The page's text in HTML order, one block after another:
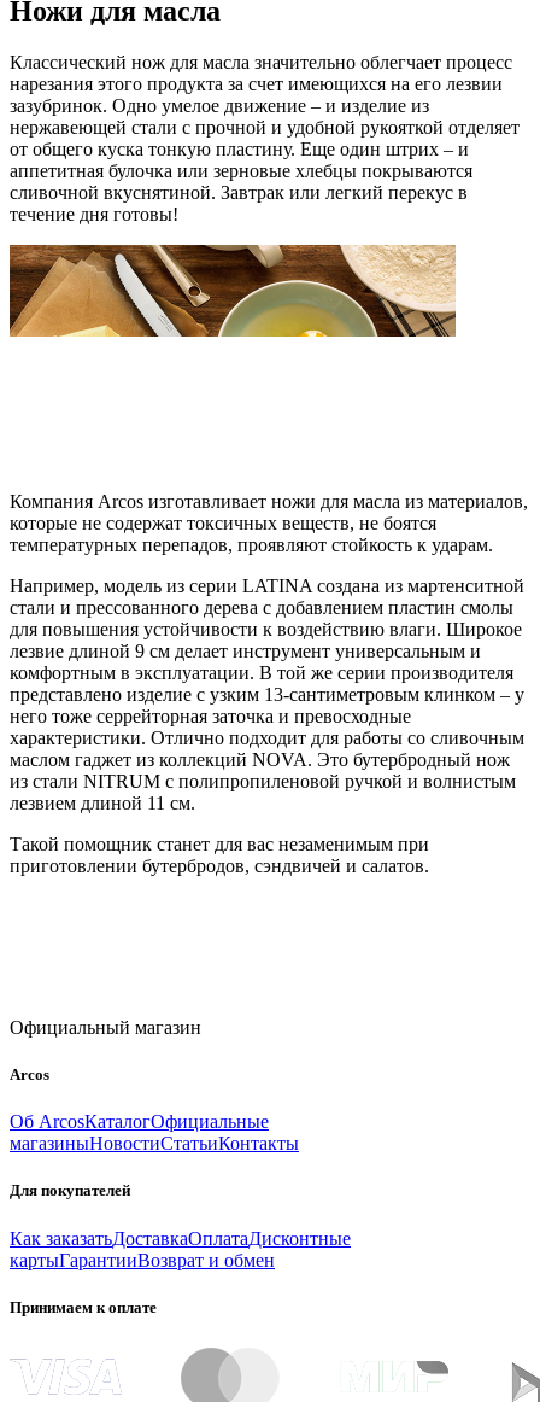
Ножи для масла
Классический нож для масла значительно облегчает процесс
нарезания этого продукта за счет имеющихся на его лезвии
зазубринок. Одно умелое движение – и изделие из
нержавеющей стали с прочной и удобной рукояткой отделяет
от общего куска тонкую пластину. Еще один штрих – и
аппетитная булочка или зерновые хлебцы покрываются
сливочной вкуснятиной. Завтрак или легкий перекус в
течение дня готовы!
Компания Arcos изготавливает ножи для масла из материалов,
которые не содержат токсичных веществ, не боятся
температурных перепадов, проявляют стойкость к ударам.
Например, модель из серии LATINA создана из мартенситной
стали и прессованного дерева с добавлением пластин смолы
для повышения устойчивости к воздействию влаги. Широкое
лезвие длиной 9 см делает инструмент универсальным и
комфортным в эксплуатации. В той же серии производителя
представлено изделие с узким 13-сантиметровым клинком – у
него тоже серрейторная заточка и превосходные
характеристики. Отлично подходит для работы со сливочным
маслом гаджет из коллекций NOVA. Это бутербродный нож
из стали NITRUM с полипропиленовой ручкой и волнистым
лезвием длиной 11 см.
Такой помощник станет для вас незаменимым при
приготовлении бутербродов, сэндвичей и салатов.
Официальный магазин
Arcos
Об ArcosКаталогОфициальные
магазиныНовостиСтатьиКонтакты
Для покупателей
Как заказатьДоставкаОплатаДисконтные
картыГарантииВозврат и обмен
Принимаем к оплате